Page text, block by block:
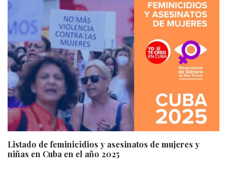
Listado de feminicidios y asesinatos de mujeres y
niñas en Cuba en el año 2025